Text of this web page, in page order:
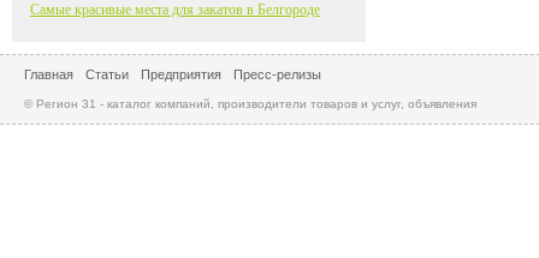
Самые красивые места для закатов в Белгороде
Главная Статьи Предприятия Пресс-релизы
© Регион 31 - каталог компаний, производители товаров и услуг, объявления